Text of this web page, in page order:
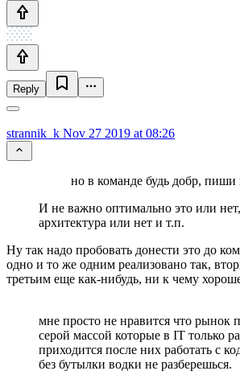
Reply
strannik_k Nov 27 2019 at 08:26
но в команде будь добр, пиши
И не важно оптимально это или
архитектура или нет и т.п.
Ну так надо пробовать донести это до
одно и то же одним реализовано так,
третьим еще как-нибудь, ни к чему
мне просто не нравится что рынок
серой массой которые в IT только
приходится после них работать с
без бутылки водки не разберешься.